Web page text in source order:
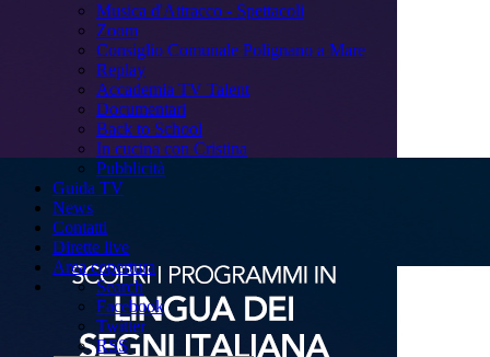
Musica d'Attracco - Spettacoli
Zoom
Consiglio Comunale Polignano a Mare
Replay
Accademia TV Talent
Documentari
Back to School
In cucina con Cristina
Pubblicità
Guida TV
News
Contatti
Dirette live
Area copertura
Search
Facebook
Twitter
RSS